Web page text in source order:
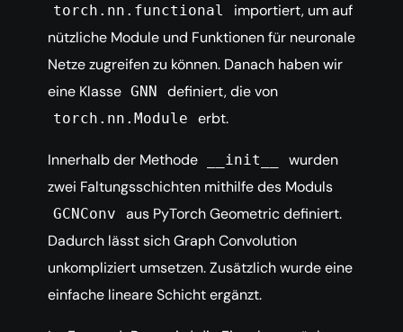
torch.nn.functional
importiert, um auf
nützliche Module und Funktionen für neuronale
Netze zugreifen zu können. Danach haben wir
eine Klasse GNN definiert, die von
torch.nn.Module erbt.
Innerhalb der Methode __init__
wurden
zwei Faltungsschichten mithilfe des Moduls
GCNConv
aus PyTorch Geometric definiert.
Dadurch lässt sich Graph Convolution
unkompliziert umsetzen. Zusätzlich wurde eine
einfache lineare Schicht ergänzt.